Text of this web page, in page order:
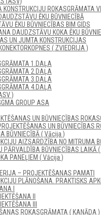
KONSTRUKCIJU ROKASGRĀMATA
ĒKU BŪVNIECĪBĀ
ĒKU BŪVNIECĪBAS BIM GIDS
DAUDZSTĀVU KOKA ĒKU
UN JUMTA KONSTRUKCIJAS
( ZVIEDRIJA )
1.DAĻA
2.DAĻA
3.DAĻA
4.DAĻA
)
GROUP ASA
UN BŪVNIECĪBAS
UN BŪVNIECĪBAS
BŪVNIECĪBĀ ( Vācija )
AIZSARDZĪBA NO MITRUMA
PĀRVALDĪBA BŪVNIECĪBAS LAIKĀ
PANEĻIEM ( Vācija )
– PROJEKTĒŠANAS PAMATI
PLĀNOŠANA. PRAKTISKS
I
II
III
ROKASGRĀMATA ( KANĀDA )